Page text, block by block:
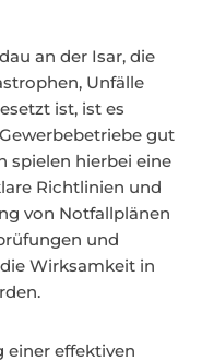
an der Isar, die
Unfälle
ist, ist es
gut
spielen hierbei eine
Richtlinien und
von Notfallplänen
und
Wirksamkeit in
einer effektiven